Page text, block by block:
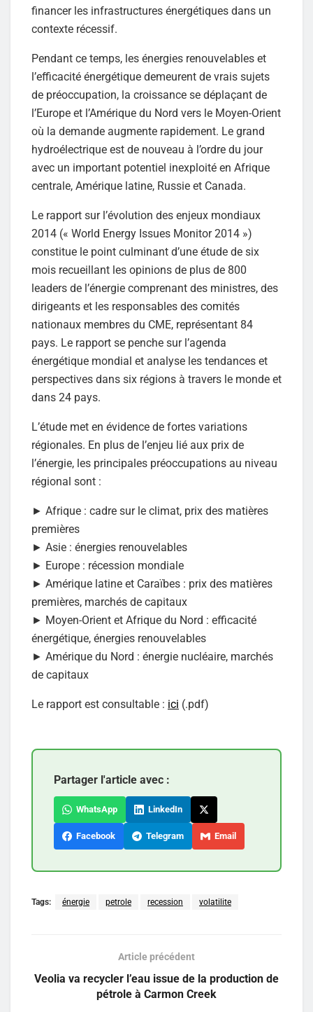
financer les infrastructures énergétiques dans un
contexte récessif.
Pendant ce temps, les énergies renouvelables et
l’efficacité énergétique demeurent de vrais sujets
de préoccupation, la croissance se déplaçant de
l’Europe et l’Amérique du Nord vers le Moyen-Orient
où la demande augmente rapidement. Le grand
hydroélectrique est de nouveau à l’ordre du jour
avec un important potentiel inexploité en Afrique
centrale, Amérique latine, Russie et Canada.
Le rapport sur l’évolution des enjeux mondiaux
2014 (« World Energy Issues Monitor 2014 »)
constitue le point culminant d’une étude de six
mois recueillant les opinions de plus de 800
leaders de l’énergie comprenant des ministres, des
dirigeants et les responsables des comités
nationaux membres du CME, représentant 84
pays. Le rapport se penche sur l’agenda
énergétique mondial et analyse les tendances et
perspectives dans six régions à travers le monde et
dans 24 pays.
L’étude met en évidence de fortes variations
régionales. En plus de l’enjeu lié aux prix de
l’énergie, les principales préoccupations au niveau
régional sont :
► Afrique : cadre sur le climat, prix des matières
premières
► Asie : énergies renouvelables
► Europe : récession mondiale
► Amérique latine et Caraïbes : prix des matières
premières, marchés de capitaux
► Moyen-Orient et Afrique du Nord : efficacité
énergétique, énergies renouvelables
► Amérique du Nord : énergie nucléaire, marchés
de capitaux
Le rapport est consultable : ici (.pdf)
Partager l'article avec :
WhatsApp LinkedIn
Facebook Telegram Email
Tags: énergie petrole recession volatilite
Article précédent
Veolia va recycler l’eau issue de la production de
pétrole à Carmon Creek